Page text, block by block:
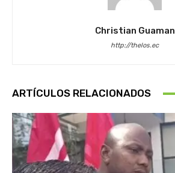
Christian Guaman
http://thelos.ec
ARTÍCULOS RELACIONADOS